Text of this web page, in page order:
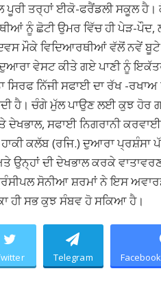
ਪੂਰੀ ਤਰ੍ਹਾਂ ਈਕੋ-ਫਰੈਂਡਲੀ ਸਕੂਲ
ਨੂੰ ਛੋਟੀ ਉਮਰ ਵਿੱਚ ਹੀ ਪੇੜ-
ਮੌਕੇ ਵਿਦਿਆਰਥੀਆਂ ਵੱਲੋਂ ਨਵੇਂ
ਦੁਆਰਾ ਵੇਸਟ ਕੀਤੇ ਗਏ ਪਾਣੀ ਨੂੰ
ਸਿਰਫ ਨਿੱਜੀ ਸਫਾਈ ਦਾ ਰੱਖ -
ਹੈ। ਚੰਗੇ ਮੁੱਲ ਪਾਉਣ ਲਈ ਕੁਝ ਹੋਰ
ਸਫਾਈ ਨਿਗਰਾਨੀ ਕਰਵਾਈ
ਕਲੱਬ (ਰਜਿ.) ਦੁਆਰਾ
ਉਨ੍ਹਾਂ ਦੀ ਦੇਖਭਾਲ ਕਰਕੇ
ਸੋਨੀਆ ਸ਼ਰਮਾਂ ਨੇ ਇਸ
ਹੀ ਸਭ ਕੁਝ ਸੰਬਵ ਹੋ ਸਕਿਆ ਹੈ।
Telegram